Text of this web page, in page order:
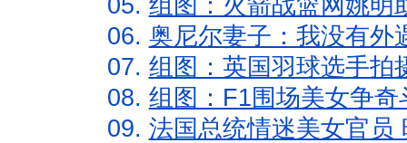
05. 组图：火箭战篮网姚明
06. 奥尼尔妻子：我没有外
07. 组图：英国羽球选手拍
08. 组图：F1围场美女争
09. 法国总统情迷美女官员